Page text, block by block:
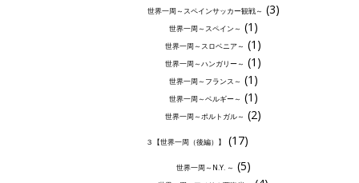
世界一周～スペインサッカー観戦～ (3)
世界一周～スペイン～ (1)
世界一周～スロベニア～ (1)
世界一周～ハンガリー～ (1)
世界一周～フランス～ (1)
世界一周～ベルギー～ (1)
世界一周～ポルトガル～ (2)
３【世界一周（後編）】 (17)
世界一周～N.Y. ～ (5)